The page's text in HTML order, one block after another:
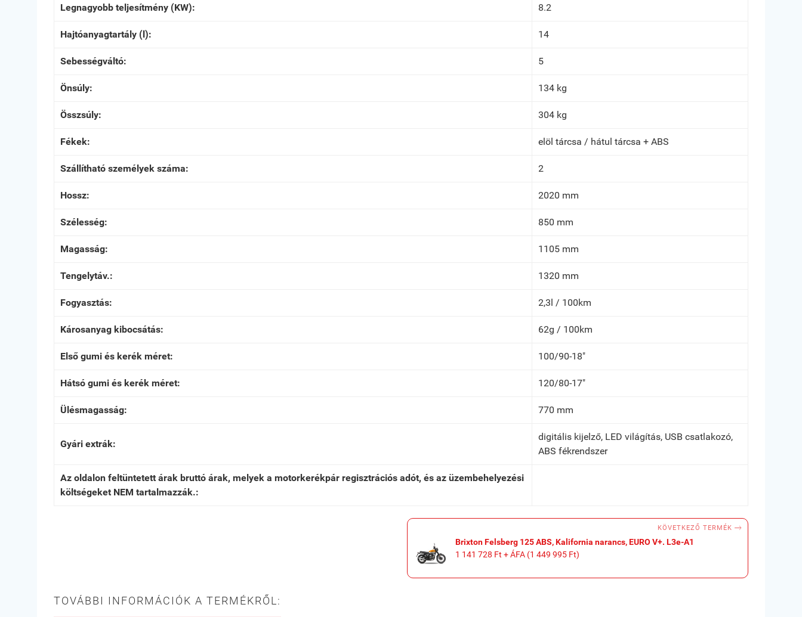
Legnagyobb teljesítmény (KW): 8.2
Hajtóanyagtartály (l): 14
Sebességváltó: 5
Önsúly: 134 kg
Összsúly: 304 kg
Fékek: elöl tárcsa / hátul tárcsa + ABS
Szállítható személyek száma: 2
Hossz: 2020 mm
Szélesség: 850 mm
Magasság: 1105 mm
Tengelytáv.: 1320 mm
Fogyasztás: 2,3l / 100km
Károsanyag kibocsátás: 62g / 100km
Első gumi és kerék méret: 100/90-18"
Hátsó gumi és kerék méret: 120/80-17"
Ülésmagasság: 770 mm
Gyári extrák:
digitális kijelző, LED világítás, USB csatlakozó,
ABS fékrendszer
Az oldalon feltüntetett árak bruttó árak, melyek a motorkerékpár regisztrációs adót, és az üzembehelyezési
költségeket NEM tartalmazzák.:
KÖVETKEZŐ TERMÉK 
Brixton Felsberg 125 ABS, Kalifornia narancs, EURO V+. L3e-A1
1 141 728 Ft + ÁFA (1 449 995 Ft)
TOVÁBBI INFORMÁCIÓK A TERMÉKRŐL: